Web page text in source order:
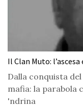
Il Clan Muto:
Dalla conquista
mafia: la parabola
'ndrina